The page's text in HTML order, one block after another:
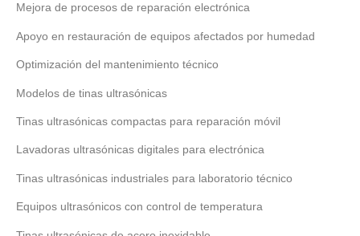
Mejora de procesos de reparación electrónica
Apoyo en restauración de equipos afectados por humedad
Optimización del mantenimiento técnico
Modelos de tinas ultrasónicas
Tinas ultrasónicas compactas para reparación móvil
Lavadoras ultrasónicas digitales para electrónica
Tinas ultrasónicas industriales para laboratorio técnico
Equipos ultrasónicos con control de temperatura